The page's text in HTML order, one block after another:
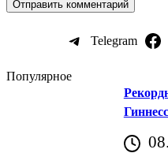
Telegram
Популярное